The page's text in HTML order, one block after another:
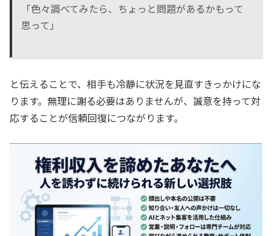
「色々調べてみたら、ちょっと問題があるかもって
思って」
と伝えることで、相手も冷静に状況を見直すきっかけにな
ります。無理に謝る必要はありませんが、誠意を持って対
応することが信頼回復につながります。